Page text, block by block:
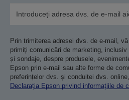
Prin trimiterea adresei dvs. de e-mail,
primiți comunicări de marketing,
și sondaje, despre produsele,
Epson prin e-mail sau alte forme de
preferințelor dvs. și conduitei dvs.
Declarația Epson privind informațiile de